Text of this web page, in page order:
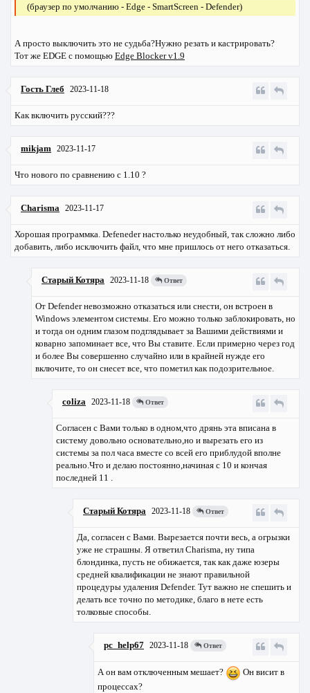
(браузер по умолчанию - Edge - SmartScreen - Defender)
А просто выключить это не судьба?Нужно резать и кастрировать?
Тот же EDGE с помощью Edge Blocker v1.9
Гость Глеб 2023-11-18
Как включить русский???
mikjam 2023-11-17
Что нового по сравнению с 1.10 ?
Charisma 2023-11-17
Хорошая программка. Defeneder настолько неудобный, так сложно либо
добавить, либо исключить файл, что мне пришлось от него отказаться.
Старый Котяра 2023-11-18 Ответ
От Defender невозможно отказаться или снести, он встроен в
Windows элементом системы. Его можно только заблокировать, но
и тогда он одним глазом подглядывает за Вашими действиями и
коварно запоминает все, что Вы ставите. Если примерно через год
и более Вы совершенно случайно или в крайней нужде его
включите, то он снесет все, что пометил как подозрительное.
coliza 2023-11-18 Ответ
Согласен с Вами только в одном,что дрянь эта вписана в
систему довольно основательно,но и вырезать его из
системы за пол часа вместе со всей его приблудой вполне
реально.Что и делаю постоянно,начиная с 10 и кончая
последней 11 .
Старый Котяра 2023-11-18 Ответ
Да, согласен с Вами. Вырезается почти весь, а огрызки
уже не страшны. Я ответил Charisma, ну типа
блондинка, пусть не обижается, так как даже юзеры
средней квалификации не знают правильной
процедуры удаления Defender. Тут важно не спешить и
делать все точно по методике, благо в нете есть
толковые способы.
pc_help67 2023-11-18 Ответ
А он вам отключенным мешает?
Он висит в
процессах?